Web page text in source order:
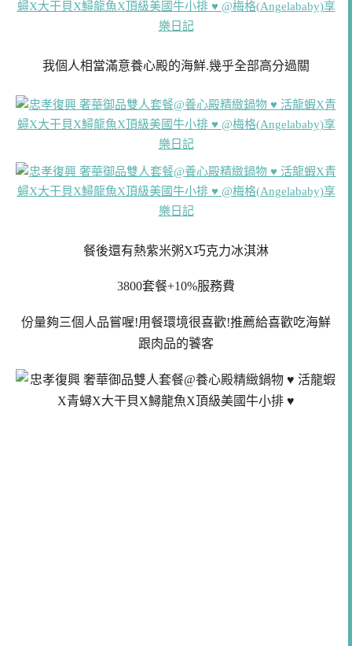
我個人相當滿意養心殿的海鮮.幾乎全部高分過關
餐後還有熱紫米粥X巧克力冰淇淋
3800套餐+10%服務費
份量夠三個人品嘗喔!用餐環境很喜歡!推薦給喜歡吃海鮮
跟肉品的饕客